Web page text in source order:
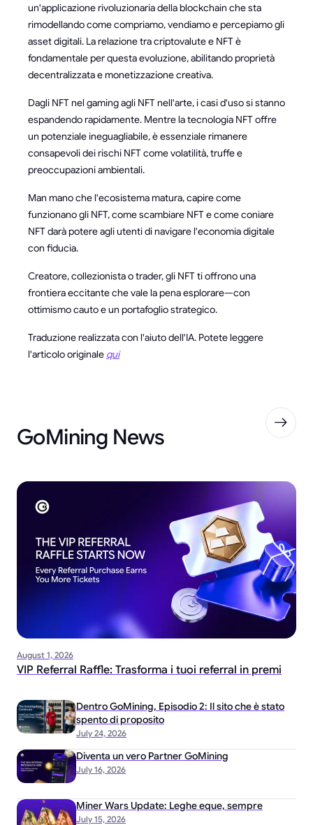
un'applicazione rivoluzionaria della blockchain che sta
rimodellando come compriamo, vendiamo e percepiamo gli
asset digitali. La relazione tra criptovalute e NFT è
fondamentale per questa evoluzione, abilitando proprietà
decentralizzata e monetizzazione creativa.
Dagli NFT nel gaming agli NFT nell'arte, i casi d'uso si stanno
espandendo rapidamente. Mentre la tecnologia NFT offre
un potenziale ineguagliabile, è essenziale rimanere
consapevoli dei rischi NFT come volatilità, truffe e
preoccupazioni ambientali.
Man mano che l'ecosistema matura, capire come
funzionano gli NFT, come scambiare NFT e come coniare
NFT darà potere agli utenti di navigare l'economia digitale
con fiducia.
Creatore, collezionista o trader, gli NFT ti offrono una
frontiera eccitante che vale la pena esplorare—con
ottimismo cauto e un portafoglio strategico.
Traduzione realizzata con l'aiuto dell'IA. Potete leggere
l'articolo originale qui
GoMining News
August 1, 2026
VIP Referral Raffle: Trasforma i tuoi referral in premi
July 24, 2026
Dentro GoMining, Episodio 2: Il sito che è stato
spento di proposito
July 16, 2026
Diventa un vero Partner GoMining
July 15, 2026
Miner Wars Update: Leghe eque, sempre